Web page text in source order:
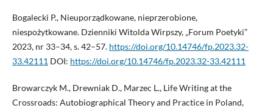
Bogalecki P., Nieuporządkowane, nieprzerobione,
niespożytkowane. Dzienniki Witolda Wirpszy, „Forum Poetyki”
2023, nr 33–34, s. 42–57. https://doi.org/10.14746/fp.2023.32-
33.42111 DOI: https://doi.org/10.14746/fp.2023.32-33.42111
Browarczyk M., Drewniak D., Marzec L., Life Writing at the
Crossroads: Autobiographical Theory and Practice in Poland,